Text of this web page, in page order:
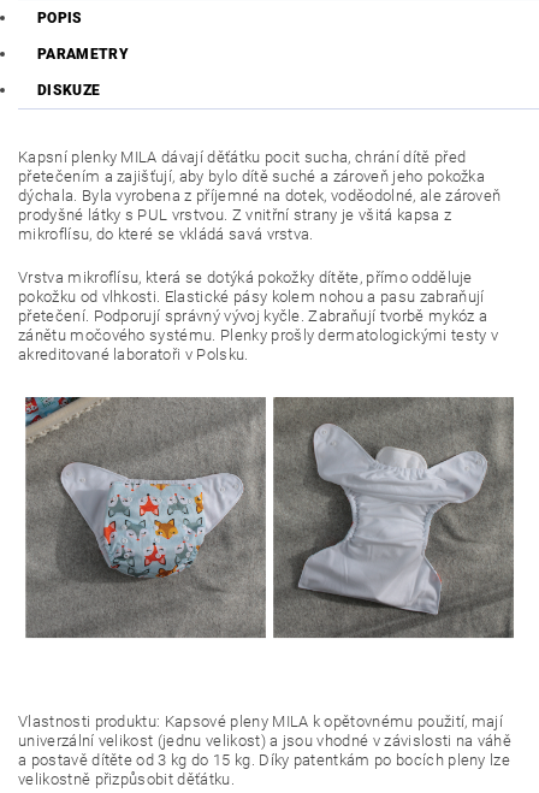
POPIS
PARAMETRY
DISKUZE
Kapsní plenky MILA dávají děťátku pocit sucha, chrání dítě před
přetečením a zajišťují, aby bylo dítě suché a zároveň jeho pokožka
dýchala. Byla vyrobena z příjemné na dotek, voděodolné, ale zároveň
prodyšné látky s PUL vrstvou. Z vnitřní strany je všitá kapsa z
mikroflísu, do které se vkládá savá vrstva.
Vrstva mikroflísu, která se dotýká pokožky dítěte, přímo odděluje
pokožku od vlhkosti. Elastické pásy kolem nohou a pasu zabraňují
přetečení. Podporují správný vývoj kyčle. Zabraňují tvorbě mykóz a
zánětu močového systému. Plenky prošly dermatologickými testy v
akreditované laboratoři v Polsku.
Vlastnosti produktu: Kapsové pleny MILA k opětovnému použití, mají
univerzální velikost (jednu velikost) a jsou vhodné v závislosti na váhě
a postavě dítěte od 3 kg do 15 kg. Díky patentkám po bocích pleny lze
velikostně přizpůsobit děťátku.